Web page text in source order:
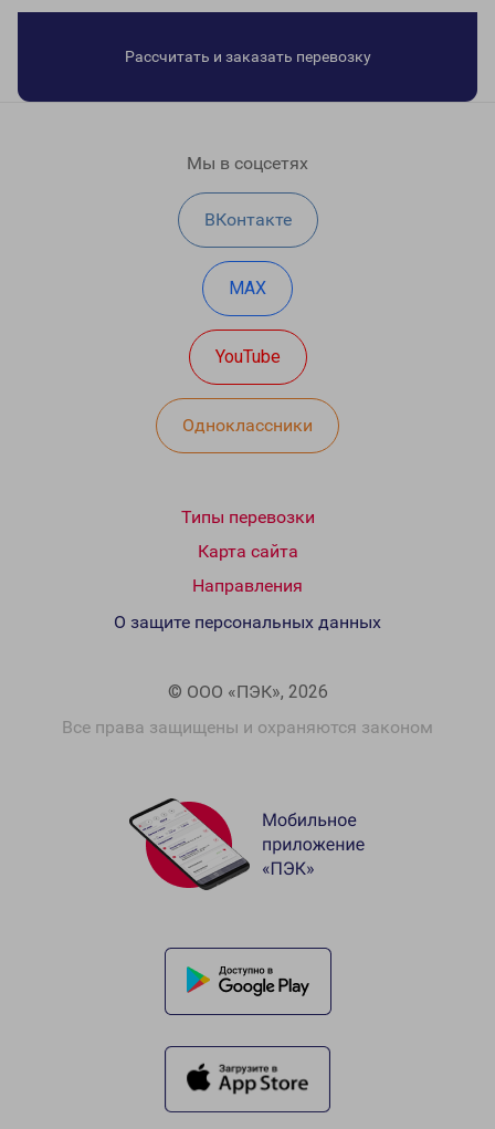
Рассчитать и заказать перевозку
Мы в соцсетях
ВКонтакте
MAX
YouTube
Одноклассники
Типы перевозки
Карта сайта
Направления
© ООО «ПЭК», 2026
Все права защищены и охраняются законом
О защите персональных данных